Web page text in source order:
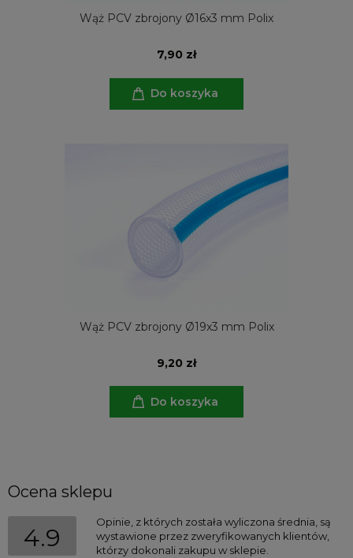
Wąż PCV zbrojony Ø16x3 mm Polix
7,90 zł
Do koszyka
Wąż PCV zbrojony Ø19x3 mm Polix
9,20 zł
Do koszyka
Ocena sklepu
4.9
Opinie, z których została wyliczona średnia, są
wystawione przez zweryfikowanych klientów,
którzy dokonali zakupu w sklepie.